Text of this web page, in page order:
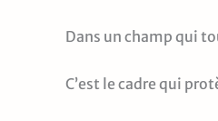
Dans un champ qui
C’est le cadre qui